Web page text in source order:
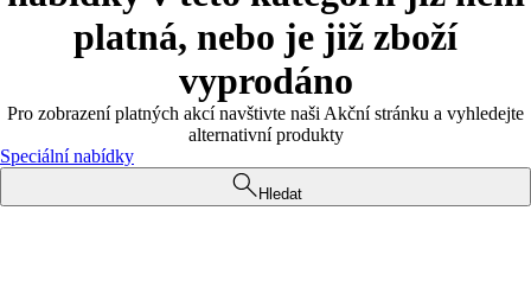
platná, nebo je již zboží
vyprodáno
Pro zobrazení platných akcí navštivte naši Akční stránku a vyhledejte
alternativní produkty
Speciální nabídky
Hledat